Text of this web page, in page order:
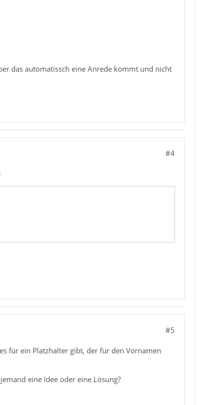
das automatissch eine Anrede kommt und nicht
#4
#5
für ein Platzhalter gibt, der für den Vornamen
eine Idee oder eine Lösung?